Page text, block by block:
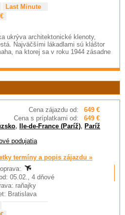
Last Minute
ukrýva architektonické klenoty,
Najväčšími lákadlami sú kláštor
na ktorej sa v roku 1944 zásadne
Cena zájazdu od:
649 €
Cena s príplatkami od:
649 €
, Ile-de-France (Paríž), Paríž
podujatia
termíny a popis zájazdu »
05.02., 4 dňové
raňajky
Bratislava